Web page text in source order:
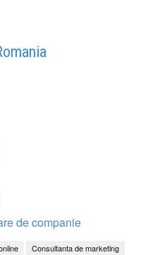
de companie
Consultanta de marketing